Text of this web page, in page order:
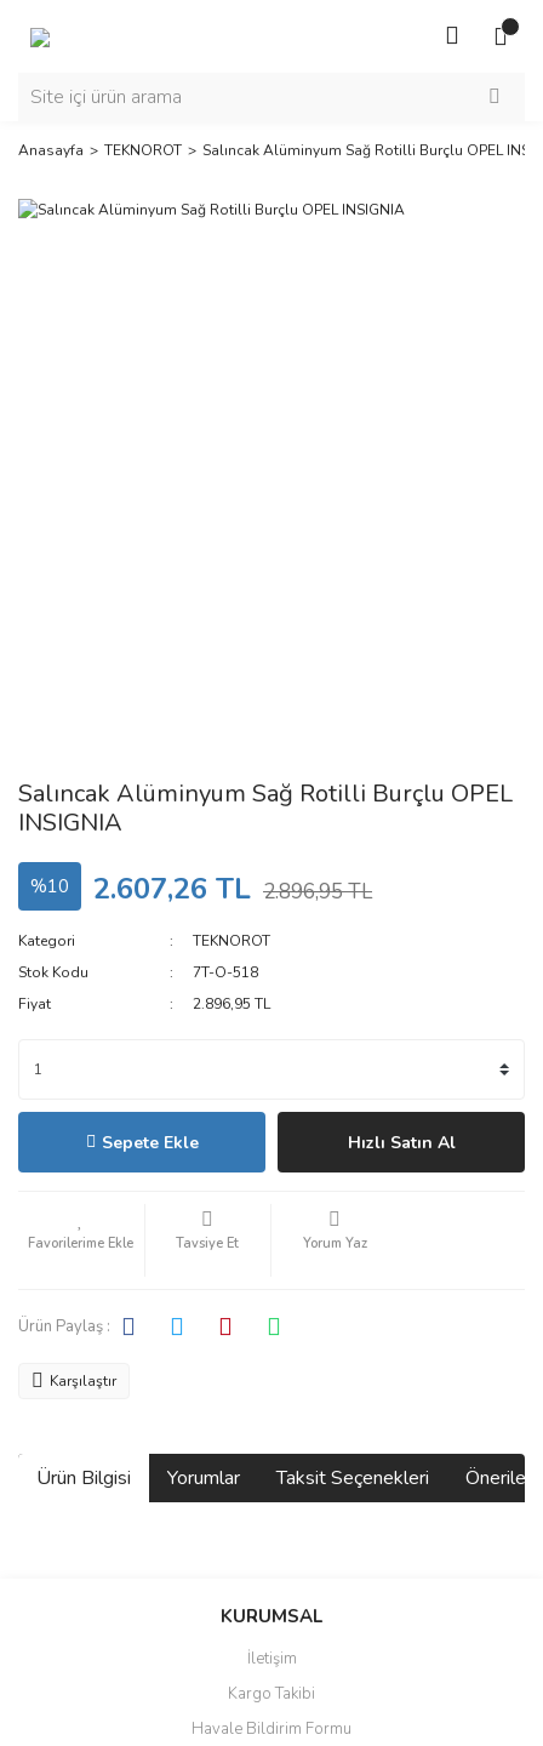
Anasayfa TEKNOROT Salıncak Alüminyum Sağ Rotilli Burçlu OPEL
Salıncak Alüminyum Sağ Rotilli Burçlu OPEL
INSIGNIA
%10 2.607,26 TL 2.896,95 TL
Kategori
TEKNOROT
Stok Kodu
7T-O-518
Fiyat
2.896,95 TL
Sepete Ekle Hızlı Satın Al
Tavsiye Et Yorum Yaz
Ürün Paylaş :
Karşılaştır
Ürün Bilgisi Yorumlar Taksit Seçenekleri
Bu ürüne ilk yorumu siz yapın!
Ürün resmi kalitesiz, bozuk veya görüntülenemiyor.
Ürün açıklamasında eksik bilgiler bulunuyor.
KURUMSAL
İletişim
Kargo Takibi
Havale Bildirim Formu